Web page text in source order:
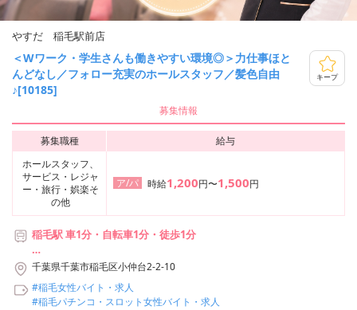
やすだ 稲毛駅前店
＜Wワーク・学生さんも働きやすい環境◎＞力仕事ほと
んどなし／フォロー充実のホールスタッフ／髪色自由
♪[10185]
キープ
募集情報
募集職種
給与
ホールスタッフ、
サービス・レジャ
ー・旅行・娯楽そ
の他
ア/パ 時給1,200円〜1,500円
稲毛駅 車1分・自転車1分・徒歩1分
【利用可能な路線】
・JR総武線 稲毛駅
千葉県千葉市稲毛区小仲台2-2-10
#稲毛女性バイト・求人
#稲毛パチンコ・スロット女性バイト・求人